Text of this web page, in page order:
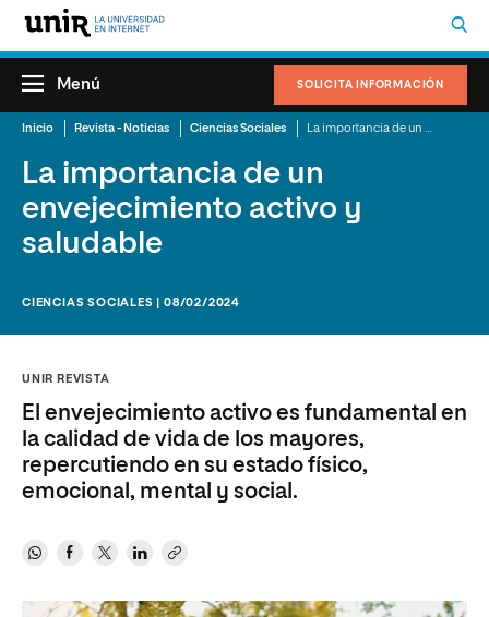
SOLICITA INFORMACIÓN
Menú
Inicio Revista - Noticias Ciencias Sociales
La importancia de un
envejecimiento activo y
saludable
CIENCIAS SOCIALES | 08/02/2024
UNIR REVISTA
El envejecimiento activo es fundamental en
la calidad de vida de los mayores,
repercutiendo en su estado físico,
emocional, mental y social.